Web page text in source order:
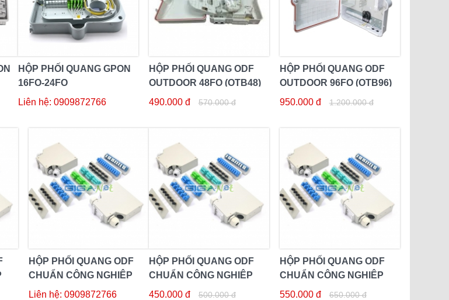
HỘP PHỐI QUANG GPON
16FO-24FO
Liên hệ: 0909872766
HỘP PHỐI QUANG ODF
OUTDOOR 48FO (OTB48)
490.000 đ
570.000 đ
HỘP PHỐI QUANG ODF
OUTDOOR 96FO (OTB96)
950.000 đ
1.200.000 đ
HỘP PHỐI QUANG ODF
CHUẨN CÔNG NGHIỆP
DIN RAIL 8FO
Liên hệ: 0909872766
HỘP PHỐI QUANG ODF
CHUẨN CÔNG NGHIỆP
DIN RAIL 12FO
450.000 đ 500.000 đ
HỘP PHỐI QUANG ODF
CHUẨN CÔNG NGHIỆP
DIN RAIL 24FO
550.000 đ 650.000 đ